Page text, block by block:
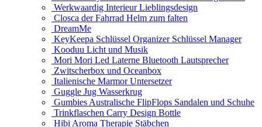
Werkwaardig Interieur Lieblingsdesign
Closca der Fahrrad Helm zum falten
DreamMe
KeyKeepa Schlüssel Organizer Schlüssel Manager
Kooduu Licht und Musik
Mori Mori Led Laterne Bluetooth Lautsprecher
Zwitscherbox und Oceanbox
Italienische Marmor Untersetzer
Guggle Jug Wasserkrug
Gumbies Australische FlipFlops Sandalen und Schuhe
Trinkflaschen Carry Design Bottle
Hibi Aroma Therapie Stäbchen